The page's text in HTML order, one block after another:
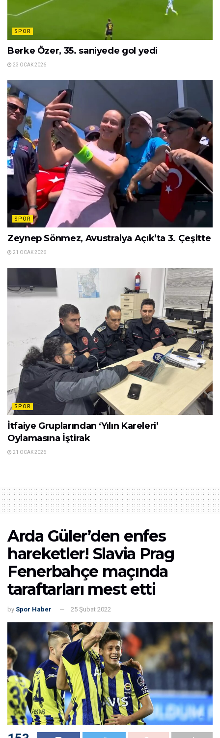
SPOR
Berke Özer, 35. saniyede gol yedi
23 OCAK 2026
SPOR
Zeynep Sönmez, Avustralya Açık’ta 3. Çeşitte
21 OCAK 2026
SPOR
İtfaiye Gruplarından ‘Yılın Kareleri’
Oylamasına İştirak
21 OCAK 2026
Arda Güler’den enfes
hareketler! Slavia Prag
Fenerbahçe maçında
taraftarları mest etti
by Spor Haber 25 Şubat 2022